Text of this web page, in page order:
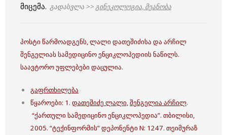
მიცემა. გადასვლა >>გინეკოლოგია, მეანობა
პოსტი წარმოადგენს, ლალი დათეშიძისა და არჩილ
შენგელიას სამედიცინო ენციკლოპედიის ნაწილს.
საავტორო უფლებები დაცულია.
გაფრთხილება
წყაროები: 1. დათეშიძე ლალი, შენგელია არჩილ.
“ქართული სამედიცინო ენციკლოპედია”. თბილისი,
2005. “ტექინფორმის” დეპონენტი N: 1247. თეიმურაზ